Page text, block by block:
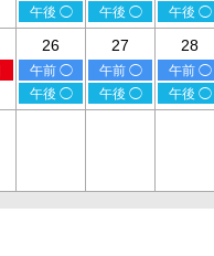
午後 ◯
午後 ◯
午後 ◯
26
午前 ◯
午後 ◯
27
午前 ◯
午後 ◯
28
午前 ◯
午後 ◯